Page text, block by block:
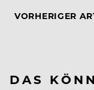
VORHERIGER
DAS